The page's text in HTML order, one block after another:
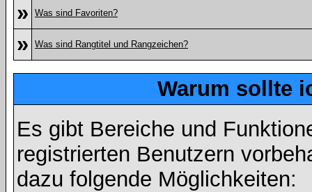
» Was sind Favoriten?
» Was sind Rangtitel und Rangzeichen?
Warum sollte
Es gibt Bereiche und
registrierten Benutzern
dazu folgende Möglichkeiten: